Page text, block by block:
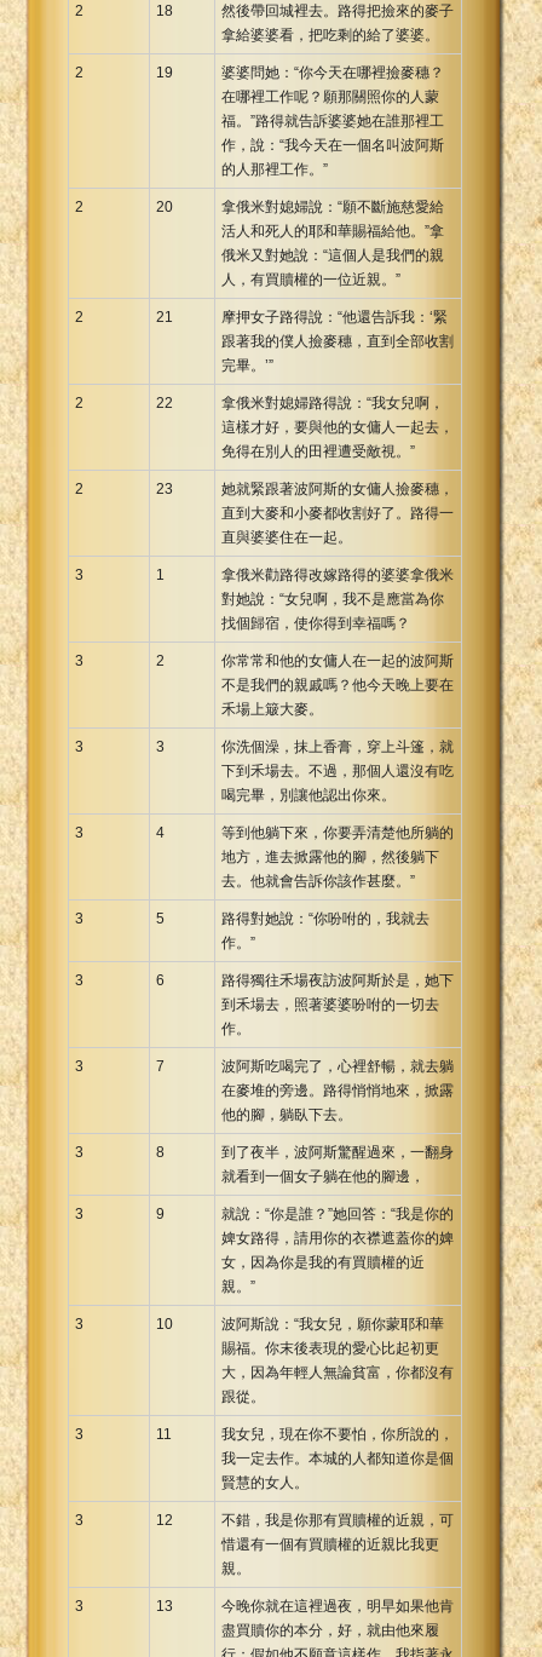
2 18
然後帶回城裡去。路得把撿來的麥子
拿給婆婆看，把吃剩的給了婆婆。
2 19
婆婆問她：“你今天在哪裡撿麥穗？
在哪裡工作呢？願那關照你的人蒙
福。”路得就告訴婆婆她在誰那裡工
作，說：“我今天在一個名叫波阿斯
的人那裡工作。”
2 20
拿俄米對媳婦說：“願不斷施慈愛給
活人和死人的耶和華賜福給他。”拿
俄米又對她說：“這個人是我們的親
人，有買贖權的一位近親。”
2 21
摩押女子路得說：“他還告訴我：‘緊
跟著我的僕人撿麥穗，直到全部收割
完畢。’”
2 22
拿俄米對媳婦路得說：“我女兒啊，
這樣才好，要與他的女傭人一起去，
免得在別人的田裡遭受敵視。”
2 23
她就緊跟著波阿斯的女傭人撿麥穗，
直到大麥和小麥都收割好了。路得一
直與婆婆住在一起。
3 1
拿俄米勸路得改嫁路得的婆婆拿俄米
對她說：“女兒啊，我不是應當為你
找個歸宿，使你得到幸福嗎？
3 2
你常常和他的女傭人在一起的波阿斯
不是我們的親戚嗎？他今天晚上要在
禾場上簸大麥。
3 3
你洗個澡，抹上香膏，穿上斗篷，就
下到禾場去。不過，那個人還沒有吃
喝完畢，別讓他認出你來。
3 4
等到他躺下來，你要弄清楚他所躺的
地方，進去掀露他的腳，然後躺下
去。他就會告訴你該作甚麼。”
3 5
路得對她說：“你吩咐的，我就去
作。”
3 6
路得獨往禾場夜訪波阿斯於是，她下
到禾場去，照著婆婆吩咐的一切去
作。
3 7
波阿斯吃喝完了，心裡舒暢，就去躺
在麥堆的旁邊。路得悄悄地來，掀露
他的腳，躺臥下去。
3 8
到了夜半，波阿斯驚醒過來，一翻身
就看到一個女子躺在他的腳邊，
3 9
就說：“你是誰？”她回答：“我是你的
婢女路得，請用你的衣襟遮蓋你的婢
女，因為你是我的有買贖權的近
親。”
3 10
波阿斯說：“我女兒，願你蒙耶和華
賜福。你末後表現的愛心比起初更
大，因為年輕人無論貧富，你都沒有
跟從。
3 11
我女兒，現在你不要怕，你所說的，
我一定去作。本城的人都知道你是個
賢慧的女人。
3 12
不錯，我是你那有買贖權的近親，可
惜還有一個有買贖權的近親比我更
親。
3 13
今晚你就在這裡過夜，明早如果他肯
盡買贖你的本分，好，就由他來履